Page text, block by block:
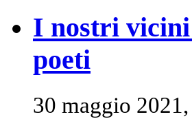
I nostri
poeti
30 maggio